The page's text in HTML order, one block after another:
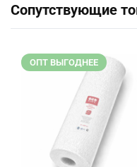
Сопутствующие
ОПТ ВЫГОДНЕЕ